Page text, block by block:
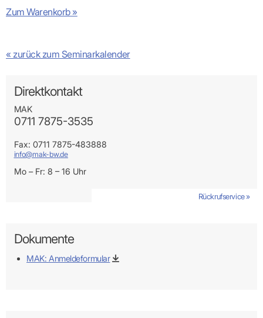
Zum Warenkorb »
« zurück zum Seminarkalender
Direktkontakt
MAK
0711 7875-3535
Fax: 0711 7875-483888
info@mak-bw.de
Mo – Fr: 8 – 16 Uhr
Rückrufservice »
Dokumente
MAK: Anmeldeformular